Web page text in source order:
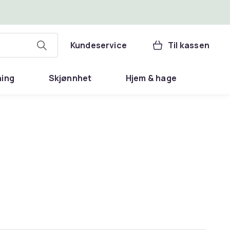
Kundeservice Til kassen
Skjønnhet Hjem & hage